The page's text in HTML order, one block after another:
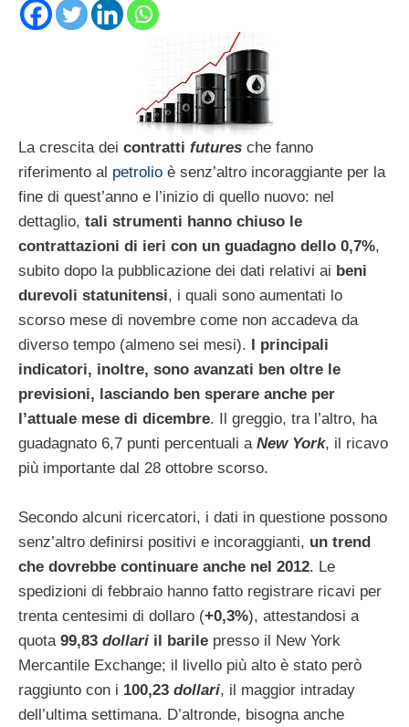
La crescita dei contratti futures che fanno
riferimento al petrolio è senz’altro incoraggiante per la
fine di quest’anno e l’inizio di quello nuovo: nel
dettaglio, tali strumenti hanno chiuso le
contrattazioni di ieri con un guadagno dello 0,7%,
subito dopo la pubblicazione dei dati relativi ai beni
durevoli statunitensi, i quali sono aumentati lo
scorso mese di novembre come non accadeva da
diverso tempo (almeno sei mesi).
I principali
indicatori, inoltre, sono avanzati ben oltre le
previsioni, lasciando ben sperare anche per
l’attuale mese di dicembre. Il greggio, tra l’altro, ha
guadagnato 6,7 punti percentuali a New York, il ricavo
più importante dal 28 ottobre scorso.
Secondo alcuni ricercatori, i dati in questione possono
senz’altro definirsi positivi e incoraggianti, un trend
che dovrebbe continuare anche nel 2012. Le
spedizioni di febbraio hanno fatto registrare ricavi per
trenta centesimi di dollaro (+0,3%), attestandosi a
quota 99,83 dollari il barile presso il New York
Mercantile Exchange; il livello più alto è stato però
raggiunto con i 100,23 dollari, il maggior intraday
dell’ultima settimana. D’altronde, bisogna anche